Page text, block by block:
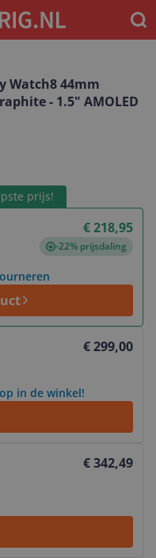
Watch8 44mm
- 1.5" AMOLED
prijs!
€ 218,95
-22% prijsdaling
€ 299,00
in de winkel!
€ 342,49